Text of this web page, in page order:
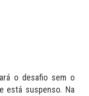
o desafio sem o
está suspenso. Na